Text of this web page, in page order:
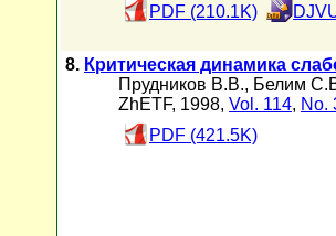
PDF (210.1K)
8. Критическая динамика
Прудников В.В., Белим
ZhETF, 1998, Vol. 114, No.
PDF (421.5K)